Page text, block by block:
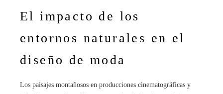
El impacto de los
entornos naturales en el
diseño de moda
Los paisajes montañosos en producciones cinematográficas y